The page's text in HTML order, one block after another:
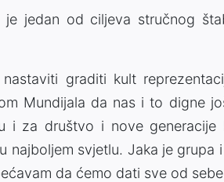
jedan od ciljeva stručnog
nastaviti graditi kult
Mundijala da nas i to digne
i za društvo i nove generacije
najboljem svjetlu. Jaka je
da ćemo dati sve od